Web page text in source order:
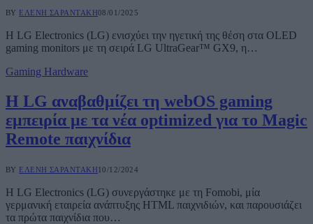
BY ΕΛΈΝΗ ΣΑΡΑΝΤΆΚΗ08/01/2025
Η LG Electronics (LG) ενισχύει την ηγετική της θέση στα OLED
gaming monitors με τη σειρά LG UltraGear™ GX9, η…
Gaming Hardware
Η LG αναβαθμίζει τη webOS gaming
εμπειρία με τα νέα optimized για το Magic
Remote παιχνίδια
BY ΕΛΈΝΗ ΣΑΡΑΝΤΆΚΗ10/12/2024
Η LG Electronics (LG) συνεργάστηκε με τη Fomobi, μία
γερμανική εταιρεία ανάπτυξης HTML παιχνιδιών, και παρουσιάζει
τα πρώτα παιχνίδια που…